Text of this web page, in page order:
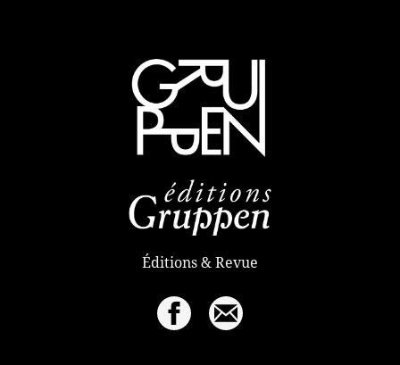
Éditions & Revue